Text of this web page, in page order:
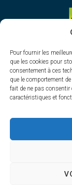
Pour fournir les
que les cookies pour
consentement à ces
que le comportement
fait de ne pas consentir
caractéristiques et
05 49 64
Contacter
de